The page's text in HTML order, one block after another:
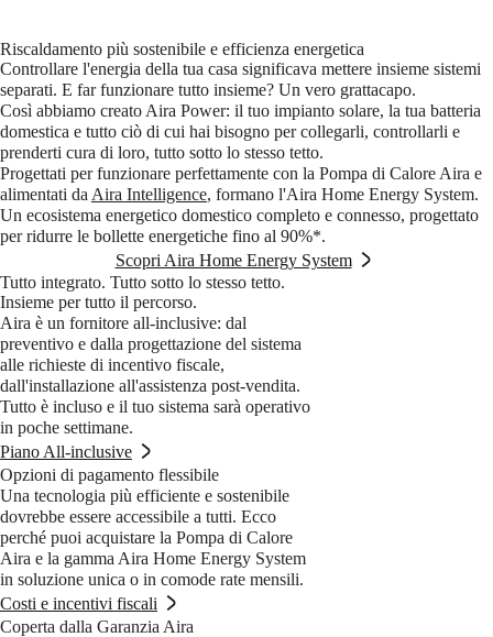
Riscaldamento più sostenibile e efficienza energetica
Controllare l'energia della tua casa significava mettere insieme sistemi
separati. E far funzionare tutto insieme? Un vero grattacapo.
Così abbiamo creato Aira Power: il tuo impianto solare, la tua batteria
domestica e tutto ciò di cui hai bisogno per collegarli, controllarli e
prenderti cura di loro, tutto sotto lo stesso tetto.
Progettati per funzionare perfettamente con la Pompa di Calore Aira e
alimentati da Aira Intelligence, formano l'Aira Home Energy System.
Un ecosistema energetico domestico completo e connesso, progettato
per ridurre le bollette energetiche fino al 90%*.
Scopri Aira Home Energy System
Tutto integrato. Tutto sotto lo stesso tetto.
Insieme per tutto il percorso.
Aira è un fornitore all-inclusive: dal
preventivo e dalla progettazione del sistema
alle richieste di incentivo fiscale,
dall'installazione all'assistenza post-vendita.
Tutto è incluso e il tuo sistema sarà operativo
in poche settimane.
Piano All-inclusive
Opzioni di pagamento flessibile
Una tecnologia più efficiente e sostenibile
dovrebbe essere accessibile a tutti. Ecco
perché puoi acquistare la Pompa di Calore
Aira e la gamma Aira Home Energy System
in soluzione unica o in comode rate mensili.
Costi e incentivi fiscali
Coperta dalla Garanzia Aira